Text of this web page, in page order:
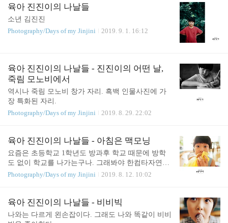
육아 진진이의 나날들
소년 김진진
Photography/Days of my Jinjini
2019. 9. 1. 16:12
육아 진진이의 나날들 - 진진이의 어떤 날,
죽림 모노비에서
역시나 죽림 모노비 창가 자리. 흑백 인물사진에 가
장 특화된 자리.
Photography/Days of my Jinjini
2019. 8. 29. 22:02
육아 진진이의 나날들 - 아침은 맥모닝
요즘은 초등학교 1학년도 방과후 학교 때문에 방학
도 없이 학교를 나가는구나. 그래봐야 한컴타자연습
40분하러 가는거지만. 아침 챙기는 것도 일이라 맥모
Photography/Days of my Jinjini 2019. 8. 12. 10:02
육아 진진이의 나날들 - 비비빅
나와는 다르게 왼손잡이다. 그래도 나와 똑같이 비비